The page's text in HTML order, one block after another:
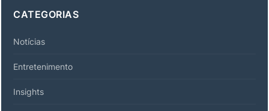
CATEGORIAS
Notícias
Entretenimento
Insights